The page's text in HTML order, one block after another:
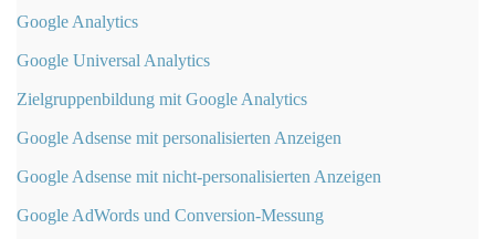
Google Analytics
Google Universal Analytics
Zielgruppenbildung mit Google Analytics
Google Adsense mit personalisierten Anzeigen
Google Adsense mit nicht-personalisierten Anzeigen
Google AdWords und Conversion-Messung